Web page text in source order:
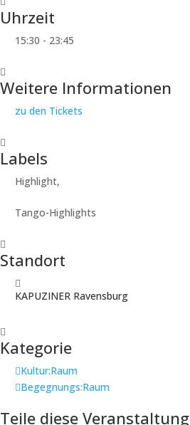
Uhrzeit
15:30 - 23:45
Weitere Informationen
zu den Tickets
Labels
Highlight,
Tango-Highlights
Standort
KAPUZINER Ravensburg
Kategorie
Kultur:Raum
Begegnungs:Raum
Teile diese Veranstaltung